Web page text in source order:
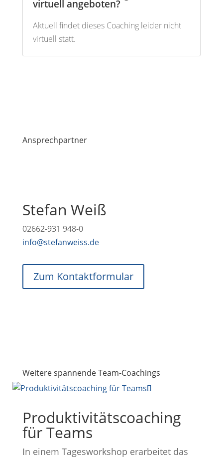
virtuell angeboten?
Aktuell findet dieses Coaching leider nicht
virtuell statt.
Ansprechpartner
Stefan Weiß
02662-931 948-0
info@stefanweiss.de
Zum Kontaktformular
Weitere spannende Team-Coachings
Produktivitäts­coaching
für Teams
In einem Tagesworkshop erarbeitet das